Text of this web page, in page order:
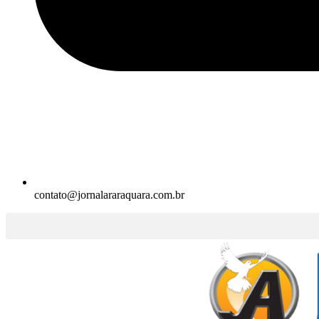
contato@jornalararaquara.com.br